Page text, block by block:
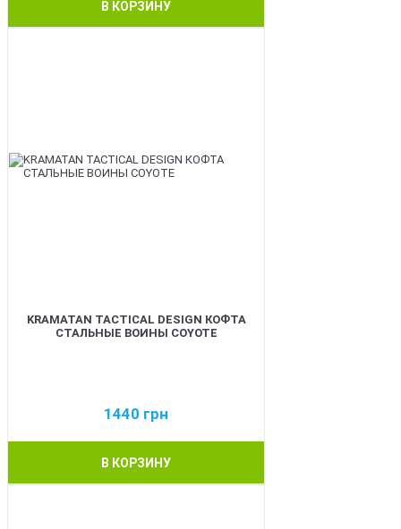
В КОРЗИНУ
KRAMATAN TACTICAL DESIGN КОФТА
СТАЛЬНЫЕ ВОИНЫ COYOTE
1440 грн
В КОРЗИНУ